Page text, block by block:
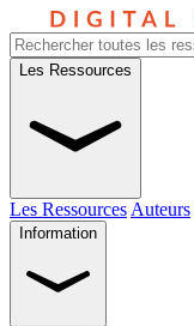
Les Ressources
Les Ressources Auteurs
Information